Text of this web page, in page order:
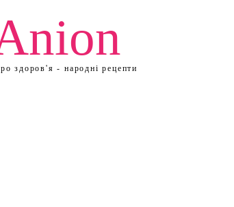
здоров'я - народні рецепти